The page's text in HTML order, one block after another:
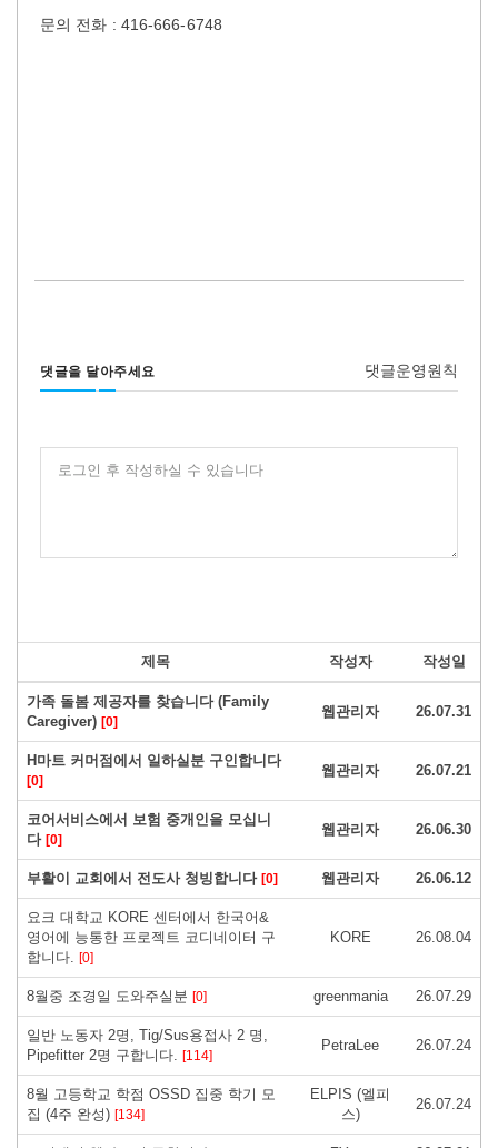
문의 전화 : 416-666-6748
댓글을 달아주세요 댓글운영원칙
로그인 후 작성하실 수 있습니다
제목 작성자 작성일
가족 돌봄 제공자를 찾습니다 (Family
Caregiver) [0]
웹관리자 26.07.31
H마트 커머점에서 일하실분 구인합니다
[0]
웹관리자 26.07.21
코어서비스에서 보험 중개인을 모십니
다 [0]
웹관리자 26.06.30
부활이 교회에서 전도사 청빙합니다 [0] 웹관리자 26.06.12
요크 대학교 KORE 센터에서 한국어&
영어에 능통한 프로젝트 코디네이터 구
합니다. [0]
KORE 26.08.04
8월중 조경일 도와주실분 [0] greenmania 26.07.29
일반 노동자 2명, Tig/Sus용접사 2 명,
Pipefitter 2명 구합니다. [114]
PetraLee 26.07.24
8월 고등학교 학점 OSSD 집중 학기 모
집 (4주 완성) [134]
ELPIS (엘피
스)
26.07.24